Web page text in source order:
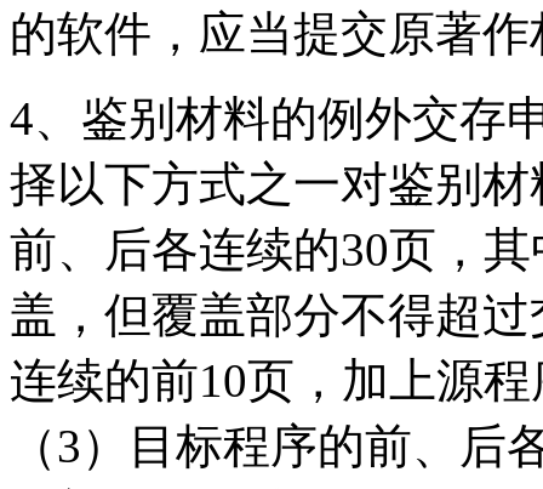
的软件，应当提交原著
4、鉴别材料的例外交存
择以下方式之一对鉴别
前、后各连续的30页，
盖，但覆盖部分不得超
连续的前10页，加上源
（3）目标程序的前、后